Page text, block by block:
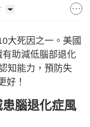
大死因之一。美國
助減低腦部退化
知能力，預防失
好！
腦退化症風